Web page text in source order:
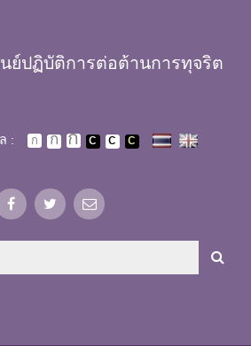
ย์ปฏิบัติการต่อต้านการทุจริต
: